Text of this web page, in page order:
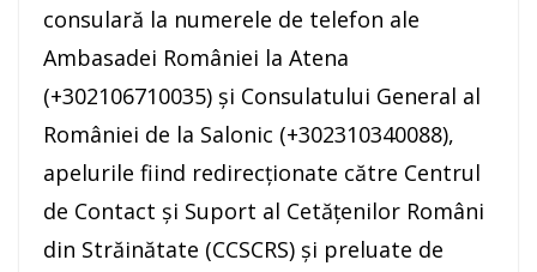
consulară la numerele de telefon ale
Ambasadei României la Atena
(+302106710035) şi Consulatului General al
României de la Salonic (+302310340088),
apelurile fiind redirecţionate către Centrul
de Contact şi Suport al Cetăţenilor Români
din Străinătate (CCSCRS) şi preluate de